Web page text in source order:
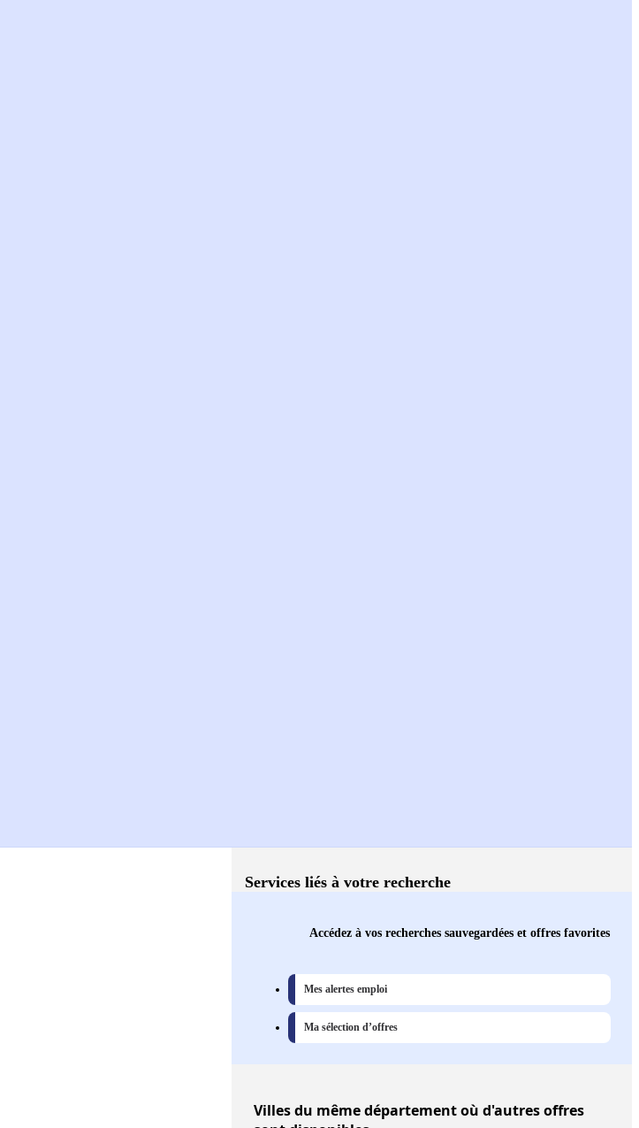
Services liés à votre recherche
Accédez à vos recherches sauvegardées et offres favorites
Mes alertes emploi
Ma sélection d’offres
Villesdu même département où d'autres offres